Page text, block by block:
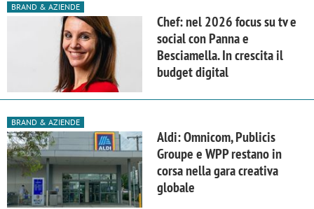
BRAND & AZIENDE
Chef: nel 2026 focus su tv e
social con Panna e
Besciamella. In crescita il
budget digital
BRAND & AZIENDE
Aldi: Omnicom, Publicis
Groupe e WPP restano in
corsa nella gara creativa
globale